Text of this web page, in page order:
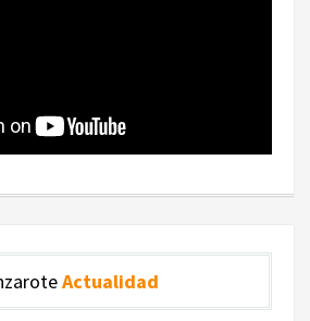
Actualidad